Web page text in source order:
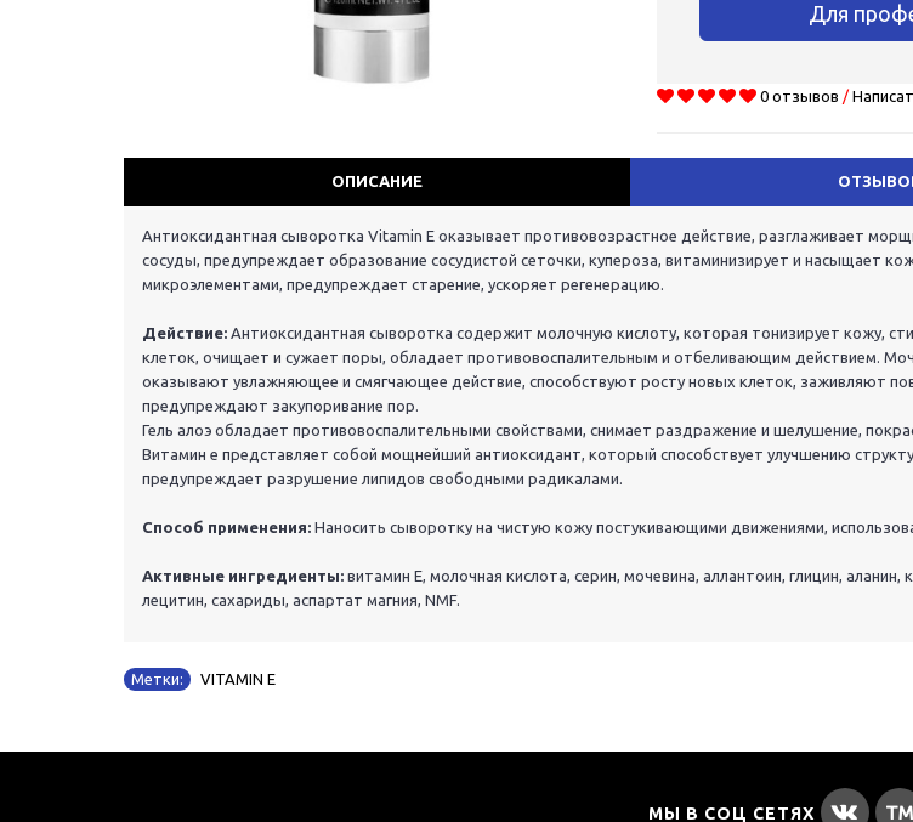
Для
0 отзывов /
ОПИСАНИЕ
Антиоксидантная сыворотка Vitamin E оказывает противовозрастное действие, разглаживает
сосуды, предупреждает образование сосудистой сеточки, купероза, витаминизирует и насыщает
микроэлементами, предупреждает старение, ускоряет регенерацию.
Действие: Антиоксидантная сыворотка содержит молочную кислоту, которая тонизирует кожу,
клеток, очищает и сужает поры, обладает противовоспалительным и отбеливающим действием.
оказывают увлажняющее и смягчающее действие, способствуют росту новых клеток, заживляют
предупреждают закупоривание пор.
Гель алоэ обладает противовоспалительными свойствами, снимает раздражение и шелушение,
Витамин е представляет собой мощнейший антиоксидант, который способствует улучшению
предупреждает разрушение липидов свободными радикалами.
Способ применения: Наносить сыворотку на чистую кожу постукивающими движениями,
Активные ингредиенты: витамин Е, молочная кислота, серин, мочевина, аллантоин, глицин, аланин,
лецитин, сахариды, аспартат магния, NMF.
Метки: VITAMIN E
МЫ В СОЦ СЕТЯХ